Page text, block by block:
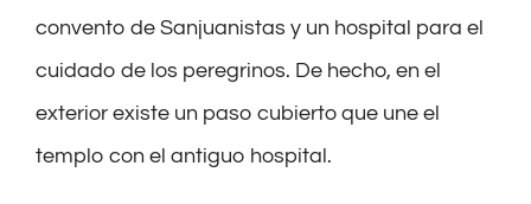
convento de Sanjuanistas y un hospital para el
cuidado de los peregrinos. De hecho, en el
exterior existe un paso cubierto que une el
templo con el antiguo hospital.